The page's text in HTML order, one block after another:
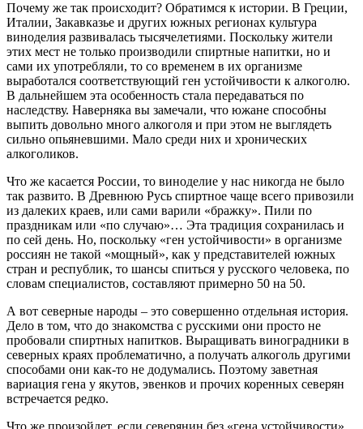
Почему же так происходит? Обратимся к истории. В Греции,
Италии, Закавказье и других южных регионах культура
виноделия развивалась тысячелетиями. Поскольку жители
этих мест не только производили спиртные напитки, но и
сами их употребляли, то со временем в их организме
выработался соответствующий ген устойчивости к алкоголю.
В дальнейшем эта особенность стала передаваться по
наследству. Наверняка вы замечали, что южане способны
выпить довольно много алкоголя и при этом не выглядеть
сильно опьяневшими. Мало среди них и хронических
алкоголиков.
Что же касается России, то виноделие у нас никогда не было
так развито. В Древнюю Русь спиртное чаще всего привозили
из далеких краев, или сами варили «бражку». Пили по
праздникам или «по случаю»… Эта традиция сохранилась и
по сей день. Но, поскольку «ген устойчивости» в организме
россиян не такой «мощный», как у представителей южных
стран и республик, то шансы спиться у русского человека, по
словам специалистов, составляют примерно 50 на 50.
А вот северные народы – это совершенно отдельная история.
Дело в том, что до знакомства с русскими они просто не
пробовали спиртных напитков. Выращивать виноградники в
северных краях проблематично, а получать алкоголь другими
способами они как-то не додумались. Поэтому заветная
вариация гена у якутов, эвенков и прочих коренных северян
встречается редко.